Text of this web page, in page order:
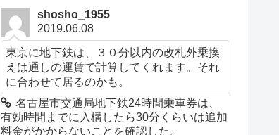
things and it gets to know you. Every
search is tailored to your tastes, your
past ratings, and picks from friends
and experts you trust. Your tastes
can be very specific like “whiskey” or
shosho_1955
2019.06.08
東京に地下鉄は、３０分以内の改札外乗換
えは通しの運賃で計算してくれます。それ
に合わせて居るのかも。
名古屋市交通局地下鉄24時間乗車券は、
有効時間までに入構したら30分くらいは追加
料金がかからないことを確認した。